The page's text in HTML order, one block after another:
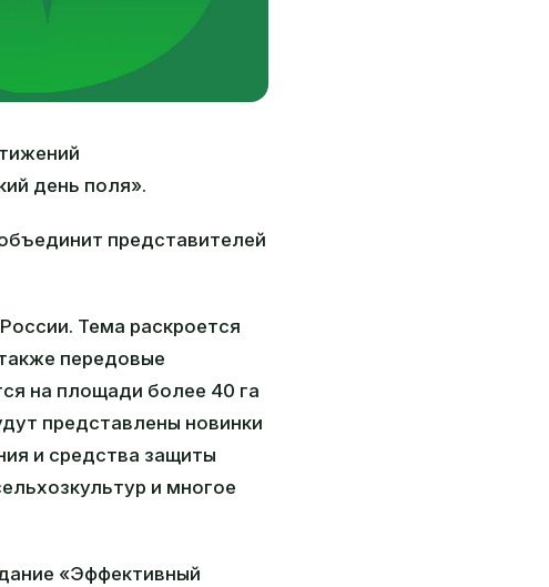
день поля».
представителей
Тема раскроется
передовые
на площади более 40 га
представлены новинки
и средства защиты
и многое
«Эффективный